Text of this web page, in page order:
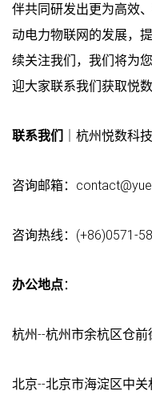
伴共同研发出更为高效
动电力物联网的发展，
续关注我们，我们将为
迎大家联系我们获取悦
联系我们 ｜杭州悦数科
咨询邮箱：
咨询热线：(+86)0571-
办公地点：
杭州--杭州市余杭区仓
北京--北京市海淀区中